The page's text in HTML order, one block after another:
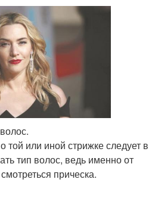
или иной стрижке следует в
тип волос, ведь именно от
прическа.